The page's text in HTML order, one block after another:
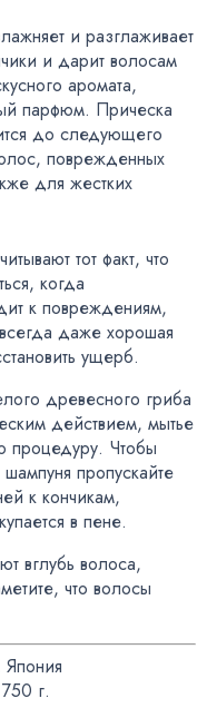
и разглаживает
и дарит волосам
аромата,
парфюм. Прическа
до следующего
, поврежденных
для жестких
тот факт, что
, когда
к повреждениям,
даже хорошая
ущерб.
древесного гриба
действием, мытье
процедуру. Чтобы
пропускайте
к кончикам,
в пене.
вглубь волоса,
, что волосы
Япония
г.